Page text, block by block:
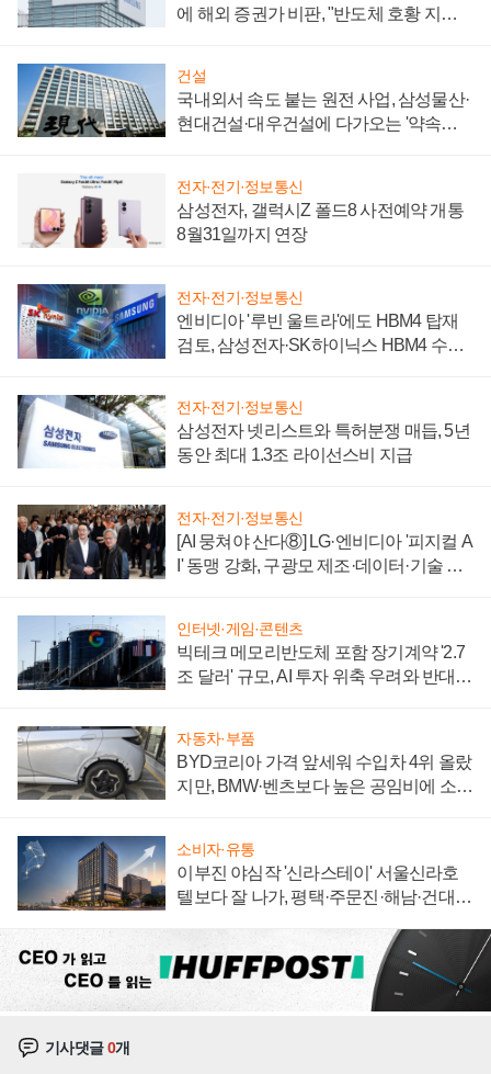
에 해외 증권가 비판, "반도체 호황 지속
건설
국내외서 속도 붙는 원전 사업, 삼성물산·
현대건설·대우건설에 다가오는 '약속의
전자·전기·정보통신
삼성전자, 갤럭시Z 폴드8 사전예약 개통
8월31일까지 연장
전자·전기·정보통신
엔비디아 '루빈 울트라'에도 HBM4 탑재
검토, 삼성전자·SK하이닉스 HBM4 수율
전자·전기·정보통신
삼성전자 넷리스트와 특허분쟁 매듭, 5년
동안 최대 1.3조 라이선스비 지급
전자·전기·정보통신
[AI 뭉쳐야 산다⑧] LG·엔비디아 '피지컬 A
I' 동맹 강화, 구광모 제조·데이터·기술 결
인터넷·게임·콘텐츠
빅테크 메모리반도체 포함 장기계약 '2.7
조 달러' 규모, AI 투자 위축 우려와 반대
자동차·부품
BYD코리아 가격 앞세워 수입차 4위 올랐
지만, BMW·벤츠보다 높은 공임비에 소비
소비자·유통
이부진 야심작 '신라스테이' 서울신라호
텔보다 잘 나가, 평택·주문진·해남·건대로
기사댓글0개